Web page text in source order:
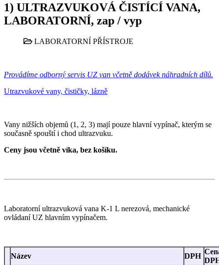
1) ULTRAZVUKOVÁ ČISTÍCÍ VANA,
LABORATORNÍ, zap / vyp
LABORATORNÍ PŘÍSTROJE
Provádíme odborný servis UZ van včetně dodávek náhradních dílů.
Utrazvukové vany, čističky, lázně
Vany nižších objemů (1, 2, 3) mají pouze hlavní vypínač, kterým se
současně spouští i chod ultrazvuku.
Ceny jsou včetně víka, bez košíku.
Laboratorní ultrazvuková vana K-1 L nerezová, mechanické
ovládaní UZ hlavním vypínačem.
Název DPH